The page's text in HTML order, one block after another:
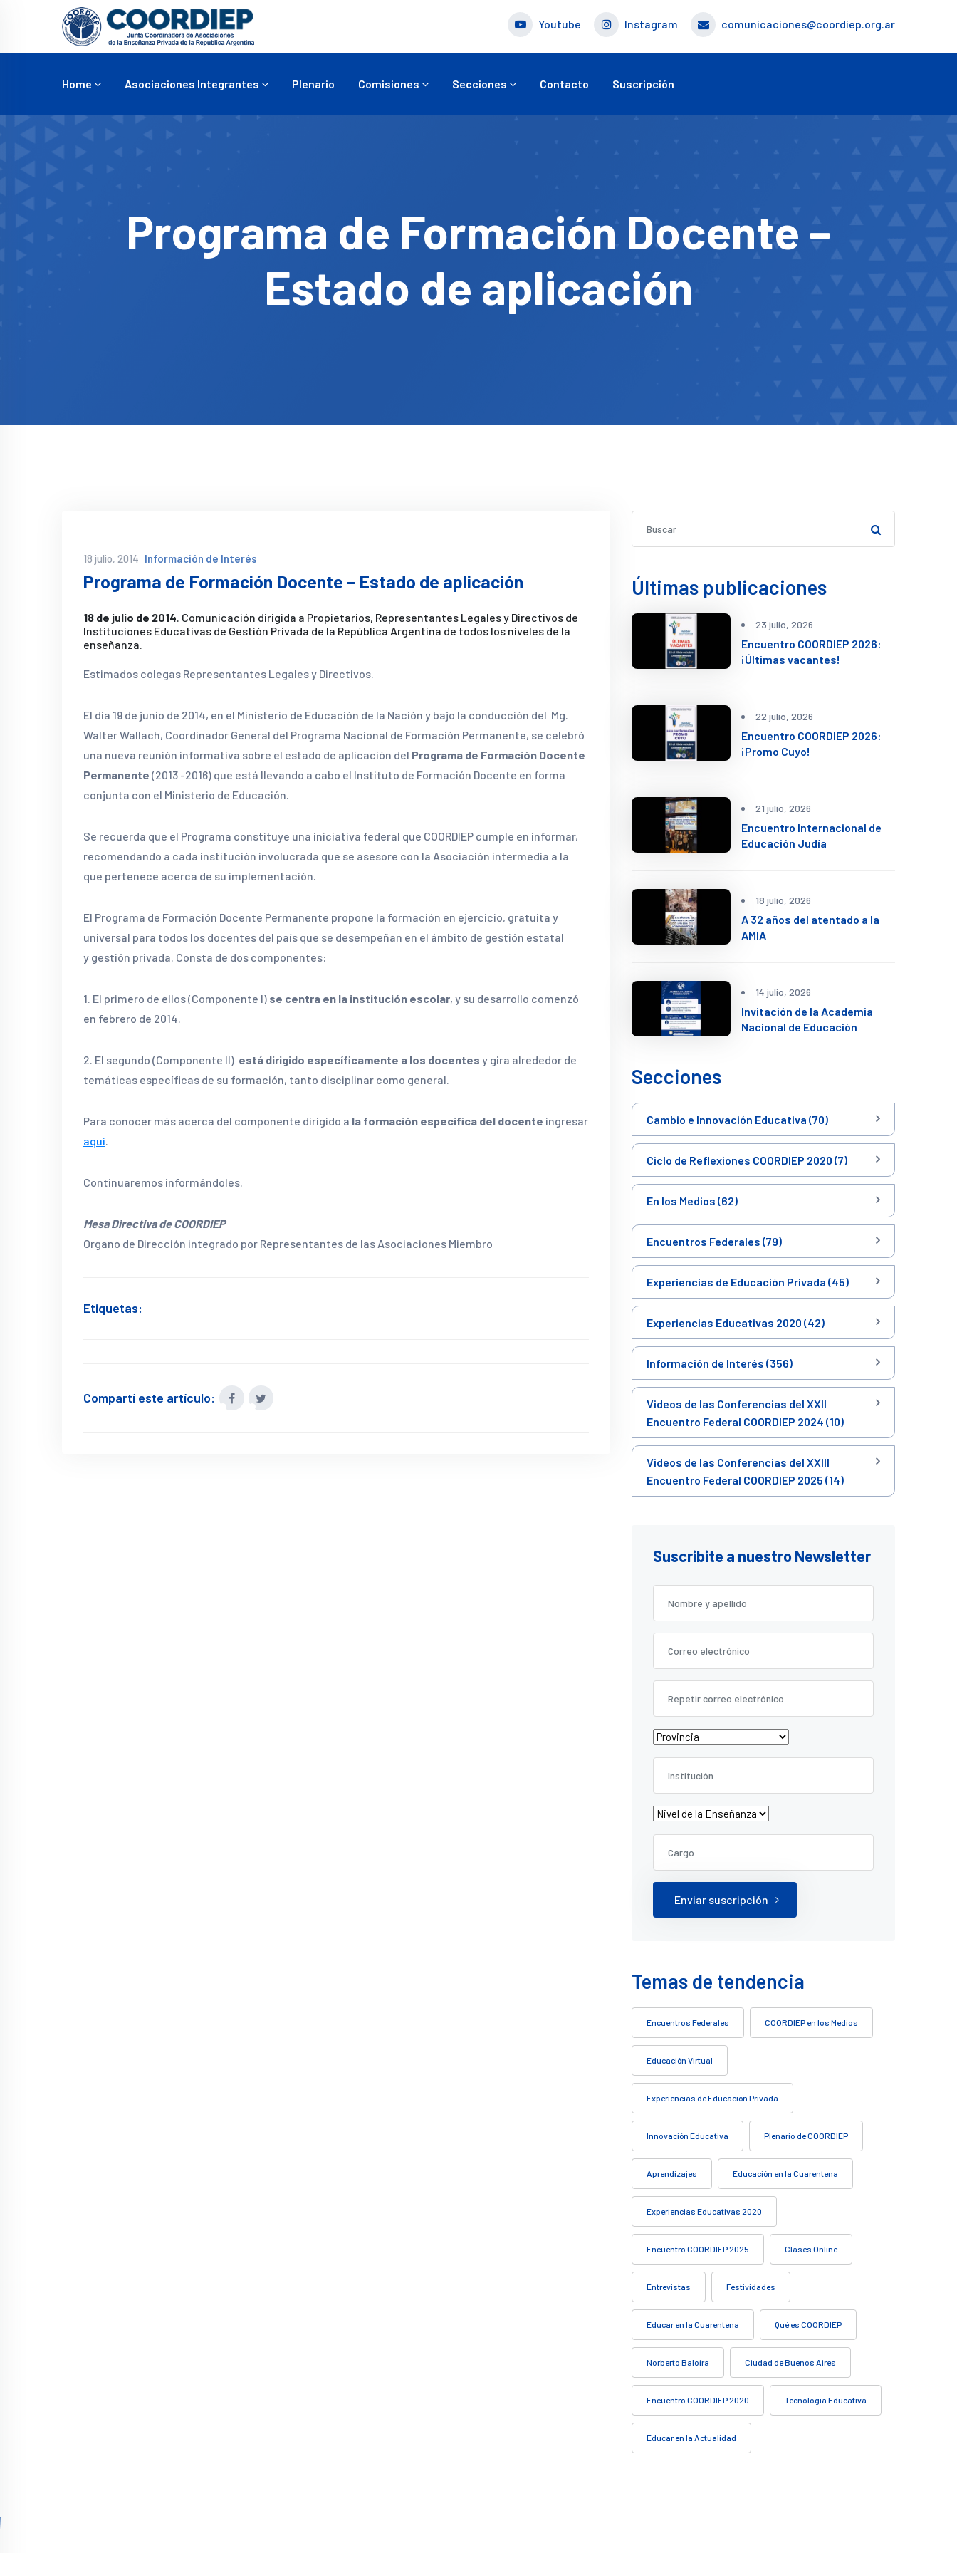
Youtube Instagram comunicaciones@coordiep.org.ar
Home Asociaciones Integrantes Plenario Comisiones Secciones Contacto Suscripción
Programa de Formación Docente –
Estado de aplicación
18 julio, 2014 Información de Interés
Programa de Formación Docente – Estado de aplicación
18 de julio de 2014. Comunicación dirigida a Propietarios, Representantes Legales y Directivos de
Instituciones Educativas de Gestión Privada de la República Argentina de todos los niveles de la
enseñanza.
Estimados colegas Representantes Legales y Directivos.
El día 19 de junio de 2014, en el Ministerio de Educación de la Nación y bajo la conducción del Mg.
Walter Wallach, Coordinador General del Programa Nacional de Formación Permanente, se celebró
una nueva reunión informativa sobre el estado de aplicación del Programa de Formación Docente
Permanente (2013 -2016) que está llevando a cabo el Instituto de Formación Docente en forma
conjunta con el Ministerio de Educación.
Se recuerda que el Programa constituye una iniciativa federal que COORDIEP cumple en informar,
recomendando a cada institución involucrada que se asesore con la Asociación intermedia a la
que pertenece acerca de su implementación.
El Programa de Formación Docente Permanente propone la formación en ejercicio, gratuita y
universal para todos los docentes del país que se desempeñan en el ámbito de gestión estatal
y gestión privada. Consta de dos componentes:
1. El primero de ellos (Componente I) se centra en la institución escolar, y su desarrollo comenzó
en febrero de 2014.
2. El segundo (Componente II) está dirigido específicamente a los docentes y gira alrededor de
temáticas específicas de su formación, tanto disciplinar como general.
Para conocer más acerca del componente dirigido a la formación específica del docente ingresar
aquí.
Continuaremos informándoles.
Mesa Directiva de COORDIEP
Organo de Dirección integrado por Representantes de las Asociaciones Miembro
Etiquetas:
Compartí este artículo:
Últimas publicaciones
23 julio, 2026
Encuentro COORDIEP 2026:
¡Últimas vacantes!
22 julio, 2026
Encuentro COORDIEP 2026:
¡Promo Cuyo!
21 julio, 2026
Encuentro Internacional de
Educación Judía
18 julio, 2026
A 32 años del atentado a la
AMIA
14 julio, 2026
Invitación de la Academia
Nacional de Educación
Secciones
Cambio e Innovación Educativa (70)
Ciclo de Reflexiones COORDIEP 2020 (7)
En los Medios (62)
Encuentros Federales (79)
Experiencias de Educación Privada (45)
Experiencias Educativas 2020 (42)
Información de Interés (356)
Videos de las Conferencias del XXII
Encuentro Federal COORDIEP 2024 (10)
Videos de las Conferencias del XXIII
Encuentro Federal COORDIEP 2025 (14)
Suscribite a nuestro Newsletter
Enviar suscripción
Temas de tendencia
Encuentros Federales COORDIEP en los Medios
Educación Virtual
Experiencias de Educación Privada
Innovación Educativa Plenario de COORDIEP
Aprendizajes Educación en la Cuarentena
Experiencias Educativas 2020
Encuentro COORDIEP 2025 Clases Online
Entrevistas Festividades
Educar en la Cuarentena Qué es COORDIEP
Norberto Baloira Ciudad de Buenos Aires
Encuentro COORDIEP 2020 Tecnología Educativa
Educar en la Actualidad